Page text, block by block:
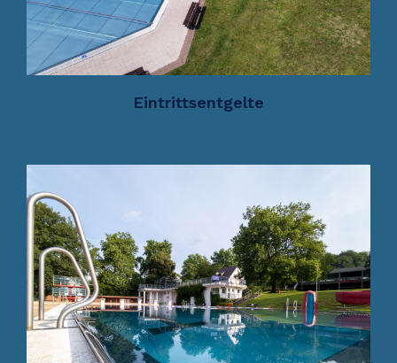
Eintrittsentgelte